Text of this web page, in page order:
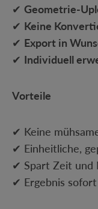
✔ Geometrie-
✔ Keine
✔ Export in
✔ Individuell
Vorteile
✔ Keine
✔ Einheitliche,
✔ Spart Zeit und
✔ Ergebnis